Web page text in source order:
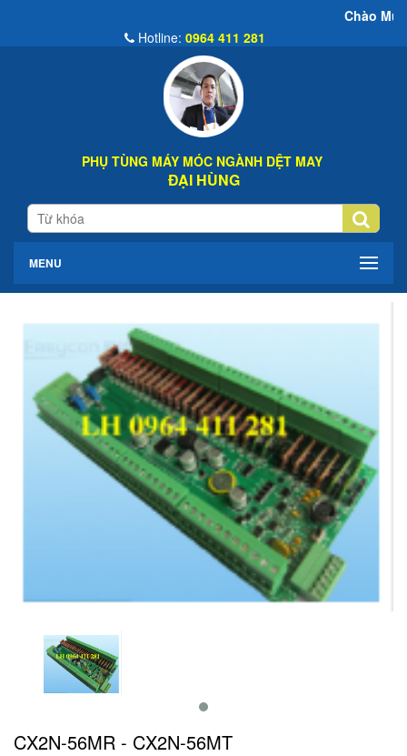
Chào Mừng Đến
Hotline: 0964 411 281
PHỤ TÙNG MÁY MÓC NGÀNH DỆT MAY
ĐẠI HÙNG
MENU
CX2N-56MR - CX2N-56MT